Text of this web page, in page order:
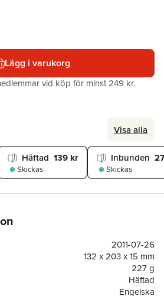
Lägg i varukorg
vid köp för minst 249 kr.
Visa alla
Häftad 139 kr
Skickas
Inbunden
Skickas
2011-07-26
132 x 203 x 15 mm
227 g
Häftad
Engelska